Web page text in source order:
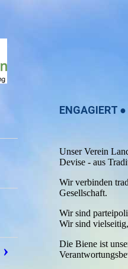
ENGAGIERT
Unser Verein
Devise - aus
Wir verbinden
Gesellschaft.
Wir sind
Wir sind
Die Biene ist